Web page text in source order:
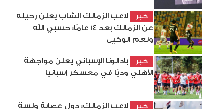
خبر
لاعب الزمالك الشاب يعلن رحيله
عن الزمالك بعد 14 عامًا: حسبي الله
ونعم الوكيل
خبر
بادالونا الإسباني يعلن مواجهة
الأهلي وديًا في معسكر إسبانيا
خبر لاعب الزمالك: دول عصابة ولسة